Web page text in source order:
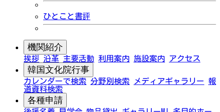
ひとこと書評
機関紹介
挨拶 沿革 主要活動 利用案内 施設案内 アクセス
韓国文化院行事
カレンダーで検索 分野別検索 メディアギャラリー 報
道資料検索
各種申請